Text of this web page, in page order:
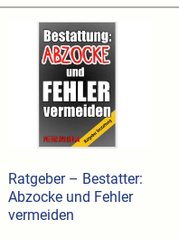
Ratgeber – Bestatter:
Abzocke und Fehler
vermeiden